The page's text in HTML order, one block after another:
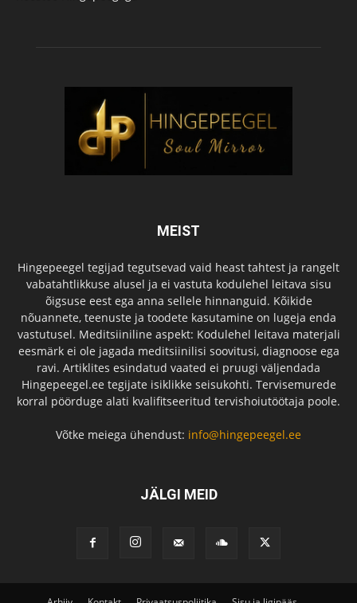
MEIST
Hingepeegel tegijad tegutsevad vaid heast tahtest ja rangelt
vabatahtlikkuse alusel ja ei vastuta kodulehel leitava sisu
õigsuse eest ega anna sellele hinnanguid. Kõikide
nõuannete, teenuste ja toodete kasutamine on lugeja enda
vastutusel. Meditsiiniline aspekt: Kodulehel leitava materjali
eesmärk ei ole jagada meditsiinilisi soovitusi, diagnoose ega
ravi. Artiklites esindatud vaated ei pruugi väljendada
Hingepeegel.ee tegijate isiklikke seisukohti. Tervisemurede
korral pöörduge alati kvalifitseeritud tervishoiutöötaja poole.
Võtke meiega ühendust: info@hingepeegel.ee
JÄLGI MEID